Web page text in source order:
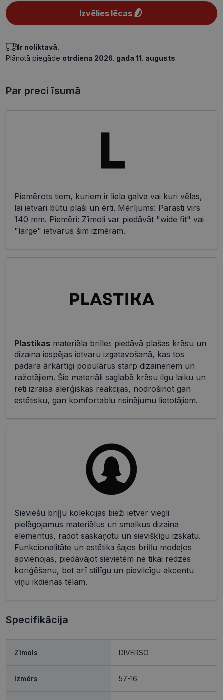
Izvēlies lēcas
Ir noliktavā.
Plānotā piegāde otrdiena 2026. gada 11. augusts
Par preci īsumā
Piemērots tiem, kuriem ir liela galva vai kuri vēlas,
lai ietvari būtu plaši un ērti. Mērījums: Parasti virs
140 mm. Piemēri: Zīmoli var piedāvāt "wide fit" vai
"large" ietvarus šim izmēram.
Plastikas materiāla brilles piedāvā plašas krāsu un
dizaina iespējas ietvaru izgatavošanā, kas tos
padara ārkārtīgi populārus starp dizaineriem un
ražotājiem. Šie materiāli saglabā krāsu ilgu laiku un
reti izraisa alerģiskas reakcijas, nodrošinot gan
estētisku, gan komfortablu risinājumu lietotājiem.
Sieviešu briļļu kolekcijas bieži ietver viegli
pielāgojamus materiālus un smalkus dizaina
elementus, radot saskaņotu un sievišķīgu izskatu.
Funkcionalitāte un estētika šajos briļļu modeļos
apvienojas, piedāvājot sievietēm ne tikai redzes
koriģēšanu, bet arī stilīgu un pievilcīgu akcentu
viņu ikdienas tēlam.
Specifikācija
Zīmols DIVERSO
Izmērs 57-16